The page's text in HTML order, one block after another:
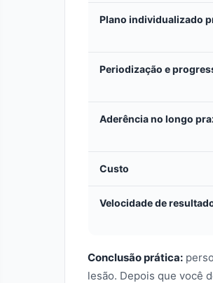
Plano individualizado
Periodização e
Aderência no longo
Custo
Velocidade de
Conclusão prática:
lesão. Depois que você